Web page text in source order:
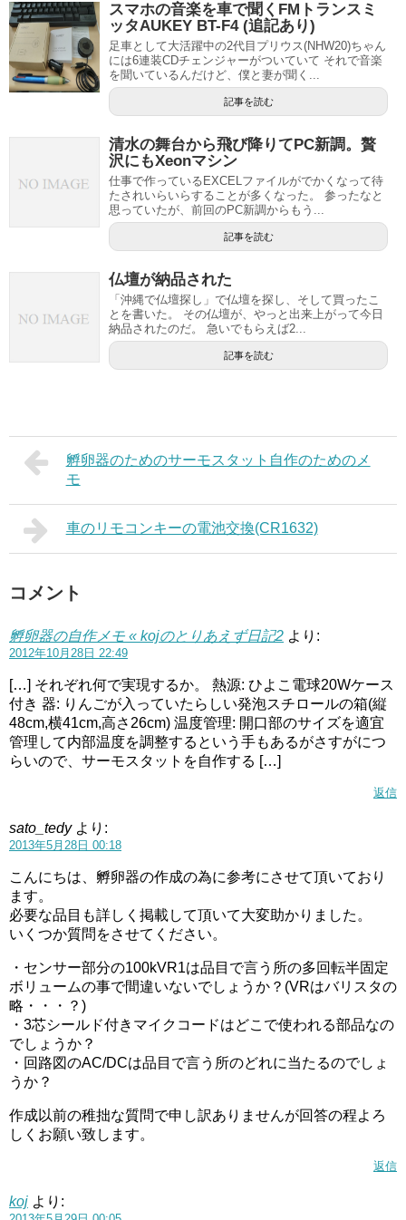
スマホの音楽を車で聞くFMトランスミ
ッタAUKEY BT-F4 (追記あり)
足車として大活躍中の2代目プリウス(NHW20)ちゃん
には6連装CDチェンジャーがついていて それで音楽
を聞いているんだけど、僕と妻が聞く...
記事を読む
清水の舞台から飛び降りてPC新調。贅
沢にもXeonマシン
仕事で作っているEXCELファイルがでかくなって待
たされいらいらすることが多くなった。 参ったなと
思っていたが、前回のPC新調からもう...
記事を読む
仏壇が納品された
「沖縄で仏壇探し」で仏壇を探し、そして買ったこ
とを書いた。 その仏壇が、やっと出来上がって今日
納品されたのだ。 急いでもらえば2...
記事を読む
孵卵器のためのサーモスタット自作のためのメ
モ
車のリモコンキーの電池交換(CR1632)
コメント
孵卵器の自作メモ « kojのとりあえず日記2 より:
2012年10月28日 22:49
[…] それぞれ何で実現するか。 熱源: ひよこ電球20Wケース
付き 器: りんごが入っていたらしい発泡スチロールの箱(縦
48cm,横41cm,高さ26cm) 温度管理: 開口部のサイズを適宜
管理して内部温度を調整するという手もあるがさすがにつ
らいので、サーモスタットを自作する […]
返信
sato_tedy より:
2013年5月28日 00:18
こんにちは、孵卵器の作成の為に参考にさせて頂いており
ます。
必要な品目も詳しく掲載して頂いて大変助かりました。
いくつか質問をさせてください。
・センサー部分の100kVR1は品目で言う所の多回転半固定
ボリュームの事で間違いないでしょうか？(VRはバリスタの
略・・・？)
・3芯シールド付きマイクコードはどこで使われる部品なの
でしょうか？
・回路図のAC/DCは品目で言う所のどれに当たるのでしょ
うか？
作成以前の稚拙な質問で申し訳ありませんが回答の程よろ
しくお願い致します。
返信
koj より: